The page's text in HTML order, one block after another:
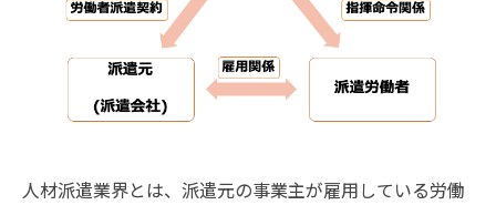
人材派遣業界とは、派遣元の事業主が雇用している労働